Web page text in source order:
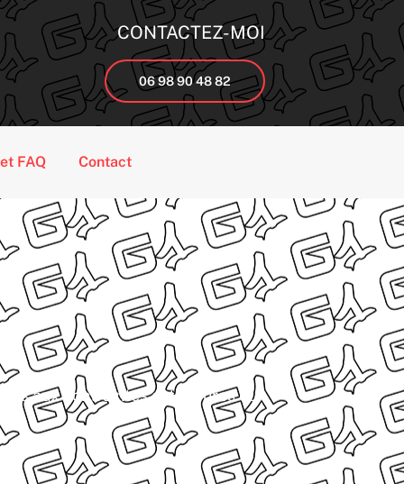
CONTACTEZ-MOI
06 98 90 48 82
FAQ Contact
aux contraintes extérieures et